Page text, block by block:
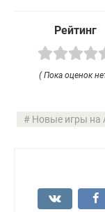
Рейтинг
( Пока оценок
Новые игры на